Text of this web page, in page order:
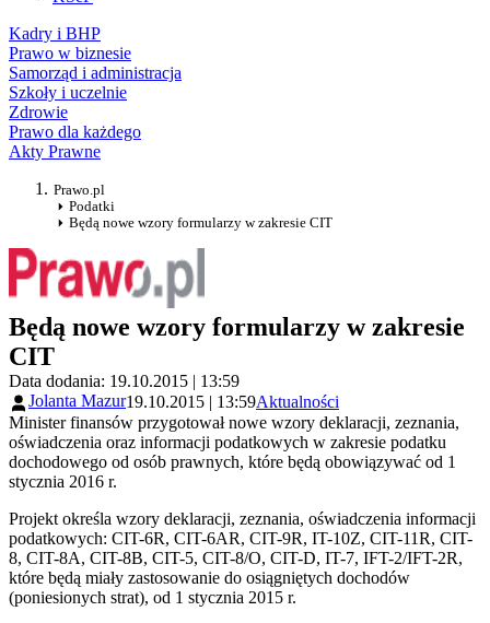
Kadry i BHP
Prawo w biznesie
Samorząd i administracja
Szkoły i uczelnie
Zdrowie
Prawo dla każdego
Akty Prawne
Prawo.pl
Podatki
Będą nowe wzory formularzy w zakresie CIT
Będą nowe wzory formularzy w zakresie
CIT
Data dodania: 19.10.2015 | 13:59
Jolanta Mazur19.10.2015 | 13:59Aktualności
Minister finansów przygotował nowe wzory deklaracji, zeznania,
oświadczenia oraz informacji podatkowych w zakresie podatku
dochodowego od osób prawnych, które będą obowiązywać od 1
stycznia 2016 r.
Projekt określa wzory deklaracji, zeznania, oświadczenia informacji
podatkowych: CIT-6R, CIT-6AR, CIT-9R, IT-10Z, CIT-11R, CIT-
8, CIT-8A, CIT-8B, CIT-5, CIT-8/O, CIT-D, IT-7, IFT-2/IFT-2R,
które będą miały zastosowanie do osiągniętych dochodów
(poniesionych strat), od 1 stycznia 2015 r.